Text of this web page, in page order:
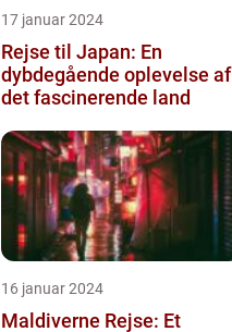
17 januar 2024
Rejse til Japan: En
dybdegående oplevelse af
det fascinerende land
16 januar 2024
Maldiverne Rejse: Et